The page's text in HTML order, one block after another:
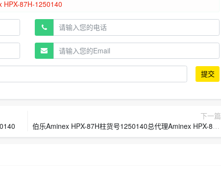
提交
下一篇
伯乐Aminex HPX-87H柱货号1250140总代理Aminex HPX-87H有机酸分析柱